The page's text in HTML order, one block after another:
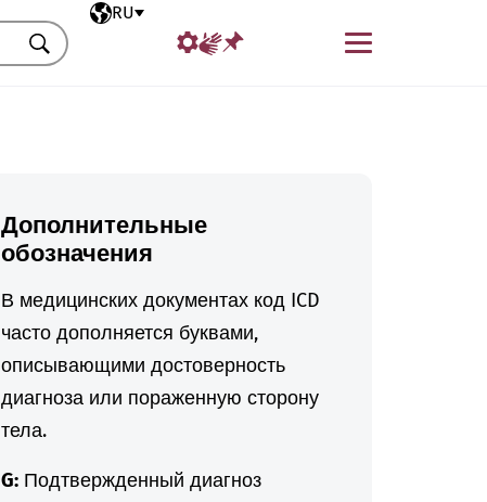
Выбранный язык
RU
Меню
Искать
Дополнительные
обозначения
В медицинских документах код ICD
часто дополняется буквами,
описывающими достоверность
диагноза или пораженную сторону
тела.
G:Подтвержденный диагноз